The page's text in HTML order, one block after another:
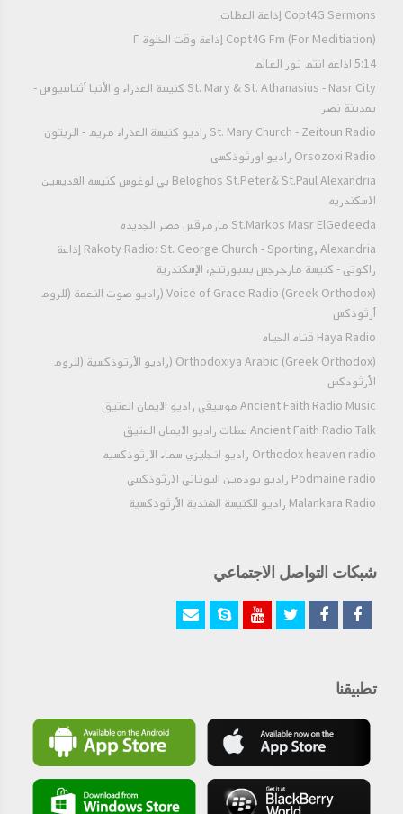
Copt4G Sermons إذاعة العظات
Copt4G Fm (For Meditiation) إذاعة وقت الخلوة ٢
5:14 اذاعه انتم نور العالم
St. Mary & St. Athanasius - Nasr City كنيسة العذراء و الأنبا أثناسيوس -
بمدينة نصر
St. Mary Church - Zeitoun Radio راديو كنيسة العذراء مريم - الزيتون
Orsozoxi Radio راديو اورثوذكسى
Beloghos St.Peter& St.Paul Alexandria بي لوغوس كنيسه القديسين
الاسكندريه
St.Markos Masr ElGedeeda مارمرقس مصر الجديده
Rakoty Radio: St. George Church - Sporting, Alexandria إذاعة
راكوتى - كنيسة مارجرجس بسبورتنج، الإسكندرية
Voice of Grace Radio (Greek Orthodox) (راديو صوت النعمة (للروم
أرثوذكس
Haya Radio قناه الحياه
Orthodoxiya Arabic (Greek Orthodox) (راديو الأرثوذكسية (للروم
الأرثودكس
Ancient Faith Radio Music موسيقي راديو الايمان العتيق
Ancient Faith Radio Talk عظات راديو الايمان العتيق
Orthodox heaven radio راديو انجليزي سماء الارثوذكسيه
Podmaine radio راديو بودمين اليوناني الارثوذكسي
Malankara Radio راديو للكنيسة الهندية الأرثوذكسية
شبكات التواصل الاجتماعي
تطبيقنا